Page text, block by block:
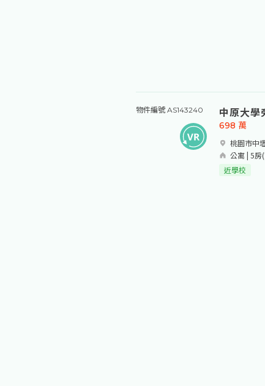
物件編號 AS143240 中原大學
桃園市中
公寓 | 5房
698 萬
近學校